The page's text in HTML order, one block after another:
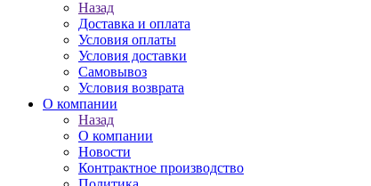
Назад
Доставка и оплата
Условия оплаты
Условия доставки
Самовывоз
Условия возврата
О компании
Назад
О компании
Новости
Контрактное производство